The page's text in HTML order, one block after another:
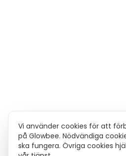
Vi använder cookies för att
på Glowbee. Nödvändiga
ska fungera. Övriga cookies